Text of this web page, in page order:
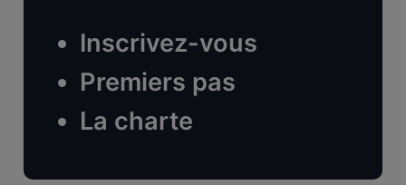
Inscrivez-vous
Premiers pas
La charte